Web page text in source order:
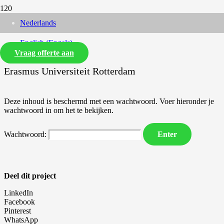
Nederlands
English(Engels)
Vraag offerte aan
Erasmus Universiteit Rotterdam
Deze inhoud is beschermd met een wachtwoord. Voer hieronder je
wachtwoord in om het te bekijken.
Wachtwoord:
Deel dit project
LinkedIn
Facebook
Pinterest
WhatsApp